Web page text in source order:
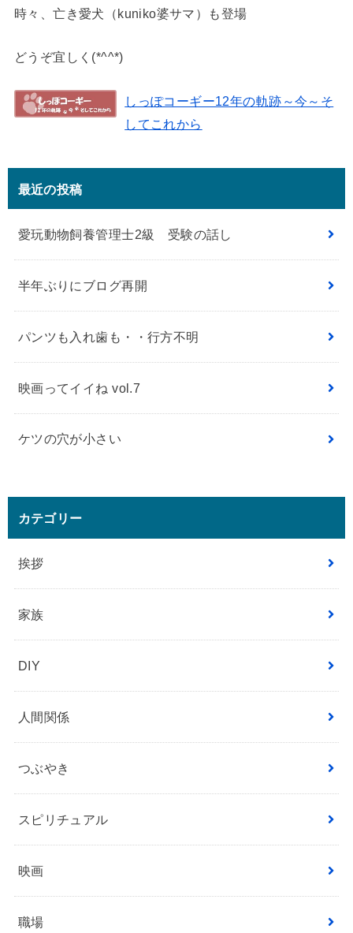
時々、亡き愛犬（kuniko婆サマ）も登場
どうぞ宜しく(*^^*)
しっぽコーギー12年の軌跡～今～そ
してこれから
最近の投稿
愛玩動物飼養管理士2級 受験の話し
半年ぶりにブログ再開
パンツも入れ歯も・・行方不明
映画ってイイね vol.7
ケツの穴が小さい
カテゴリー
挨拶
家族
DIY
人間関係
つぶやき
スピリチュアル
映画
職場